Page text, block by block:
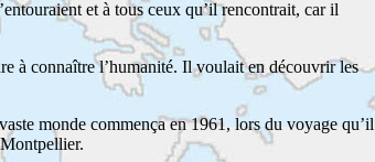
et à tous ceux qu’il rencontrait, car il
à connaître l’humanité. Il voulait en découvrir les
monde commença en 1961, lors du voyage qu’il